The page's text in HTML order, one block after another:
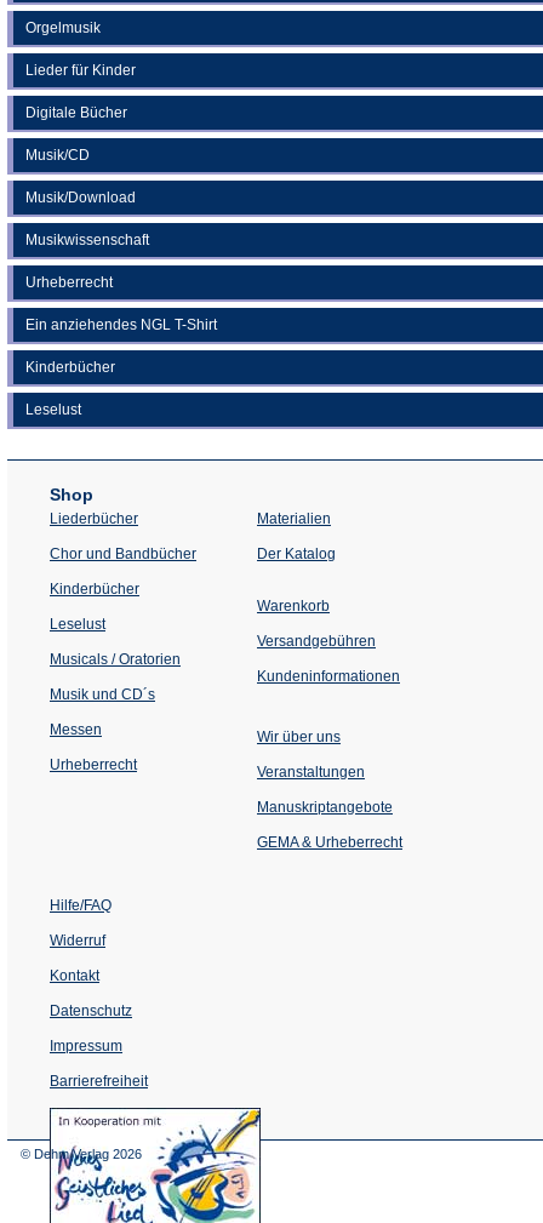
Orgelmusik
Lieder für Kinder
Digitale Bücher
Musik/CD
Musik/Download
Musikwissenschaft
Urheberrecht
Ein anziehendes NGL T-Shirt
Kinderbücher
Leselust
Shop
Liederbücher
Chor und Bandbücher
Kinderbücher
Leselust
Musicals / Oratorien
Musik und CD´s
Messen
Urheberrecht
Materialien
Der Katalog
Warenkorb
Versandgebühren
Kundeninformationen
Wir über uns
Veranstaltungen
einem
Tab)
Manuskriptangebote
GEMA & Urheberrecht
Hilfe/FAQ
Widerruf
Kontakt
Datenschutz
Impressum
Barrierefreiheit
(Öffnet
in
© Dehm Verlag 2026